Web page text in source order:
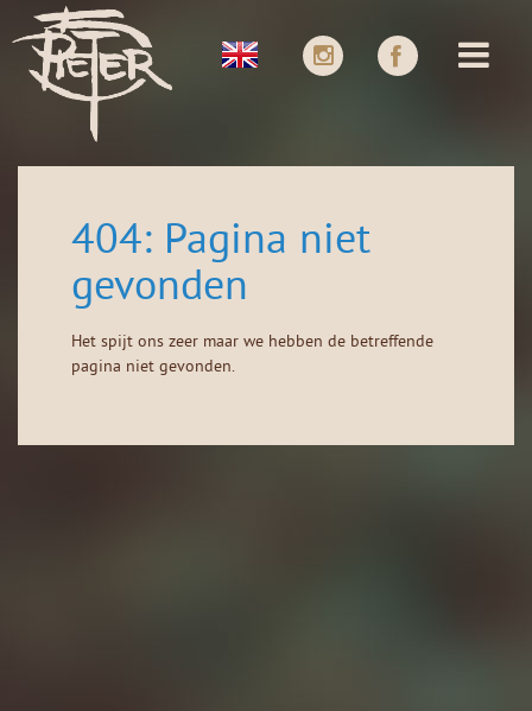
404: Pagina niet
gevonden
Het spijt ons zeer maar we hebben de betreffende
pagina niet gevonden.